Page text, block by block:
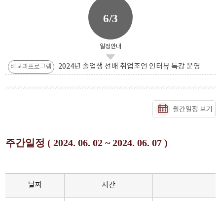
6/3
일정안내
비교과프로그램 2024년 졸업생 선배 취업조언 인터뷰 특강 운영
월간일정 보기
주간일정 ( 2024. 06. 02 ~ 2024. 06. 07 )
날짜 시간